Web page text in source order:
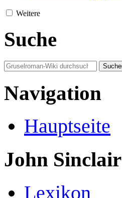
Weitere
Suche
Navigation
Hauptseite
John Sinclair
Lexikon